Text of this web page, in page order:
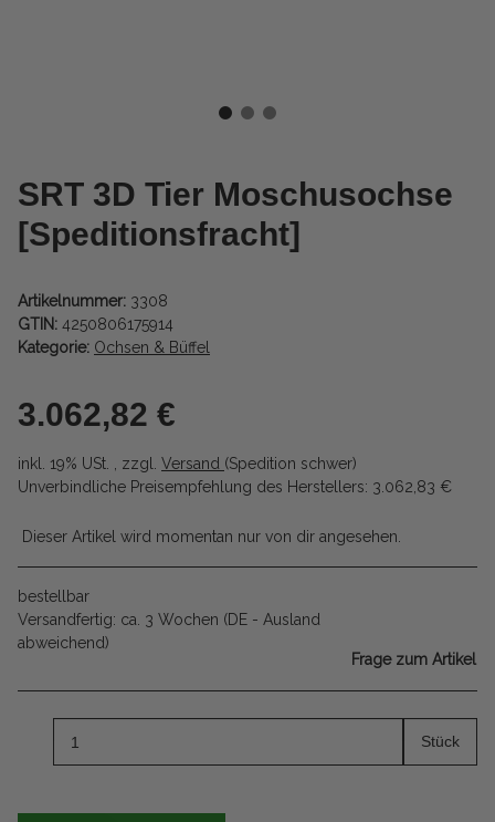
SRT 3D Tier Moschusochse
[Speditionsfracht]
Artikelnummer: 3308
GTIN: 4250806175914
Kategorie: Ochsen & Büffel
3.062,82 €
inkl. 19% USt. , zzgl. Versand (Spedition schwer)
Unverbindliche Preisempfehlung des Herstellers: 3.062,83 €
Dieser Artikel wird momentan nur von dir angesehen.
bestellbar
Versandfertig: ca. 3 Wochen (DE - Ausland
abweichend)
Frage zum Artikel
Stück